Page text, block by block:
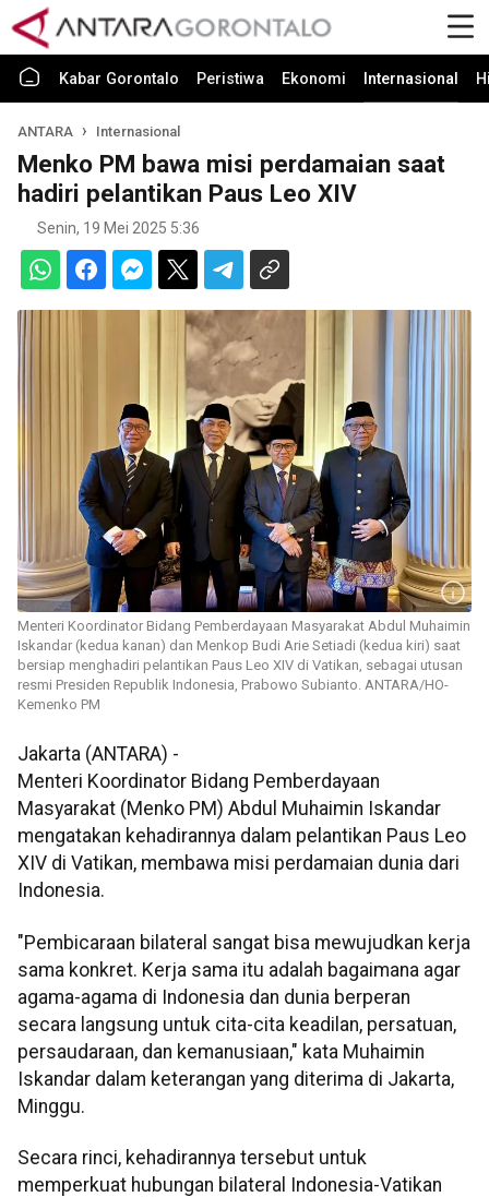
Kabar Gorontalo Peristiwa Ekonomi Internasional
ANTARA Internasional
Menko PM bawa misi perdamaian saat
hadiri pelantikan Paus Leo XIV
Senin, 19 Mei 2025 5:36
Menteri Koordinator Bidang Pemberdayaan Masyarakat Abdul Muhaimin
Iskandar (kedua kanan) dan Menkop Budi Arie Setiadi (kedua kiri) saat
bersiap menghadiri pelantikan Paus Leo XIV di Vatikan, sebagai utusan
resmi Presiden Republik Indonesia, Prabowo Subianto. ANTARA/HO-
Kemenko PM
Jakarta (ANTARA) -
Menteri Koordinator Bidang Pemberdayaan
Masyarakat (Menko PM) Abdul Muhaimin Iskandar
mengatakan kehadirannya dalam pelantikan Paus Leo
XIV di Vatikan, membawa misi perdamaian dunia dari
Indonesia.
"Pembicaraan bilateral sangat bisa mewujudkan kerja
sama konkret. Kerja sama itu adalah bagaimana agar
agama-agama di Indonesia dan dunia berperan
secara langsung untuk cita-cita keadilan, persatuan,
persaudaraan, dan kemanusiaan," kata Muhaimin
Iskandar dalam keterangan yang diterima di Jakarta,
Minggu.
Secara rinci, kehadirannya tersebut untuk
memperkuat hubungan bilateral Indonesia-Vatikan